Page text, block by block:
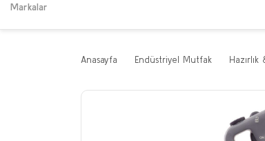
Markalar
Anasayfa Endüstriyel Mutfak